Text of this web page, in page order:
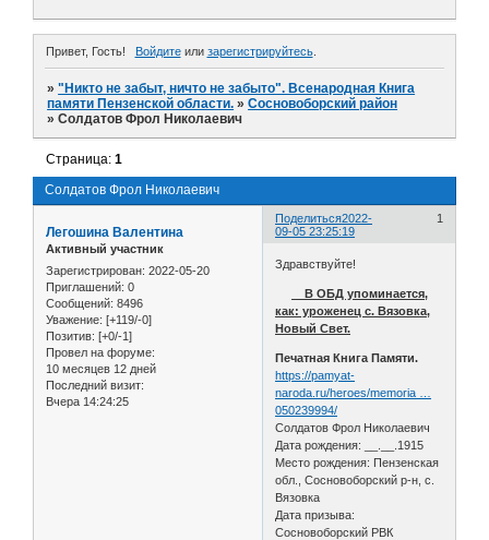
Привет, Гость! Войдитеили зарегистрируйтесь.
»"Никто не забыт, ничто не забыто". Всенародная Книга
памяти Пензенской области. »Сосновоборский район
»Солдатов Фрол Николаевич
Солдатов Фрол Николаевич
Страница:1
Поделиться 1
2022-
09-05 23:25:19
Легошина Валентина
Активный участник
Зарегистрирован: 2022-05-20
Приглашений: 0
Сообщений: 8496
Уважение: [+119/-0]
Позитив: [+0/-1]
Провел на форуме:
10 месяцев 12 дней
Последний визит:
Вчера 14:24:25
Здравствуйте!
В ОБД упоминается,
как: уроженец с. Вязовка,
Новый Свет.
Печатная Книга Памяти.
https://pamyat-
naroda.ru/heroes/memoria …
050239994/
Солдатов Фрол Николаевич
Дата рождения: __.__.1915
Место рождения: Пензенская
обл., Сосновоборский р-н, с.
Вязовка
Дата призыва:
Сосновоборский РВК